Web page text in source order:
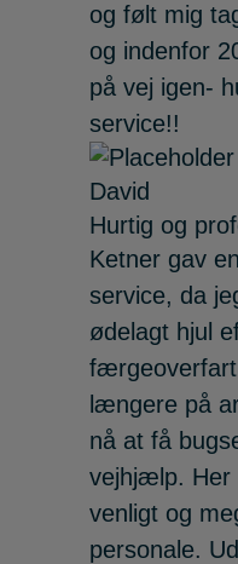
og følt mig
og indenfor
på vej igen-
service!!
David
Hurtig og
Ketner gav
service, da
ødelagt hjul
længere på
nå at få
vejhjælp. Her
venligt og
personale.